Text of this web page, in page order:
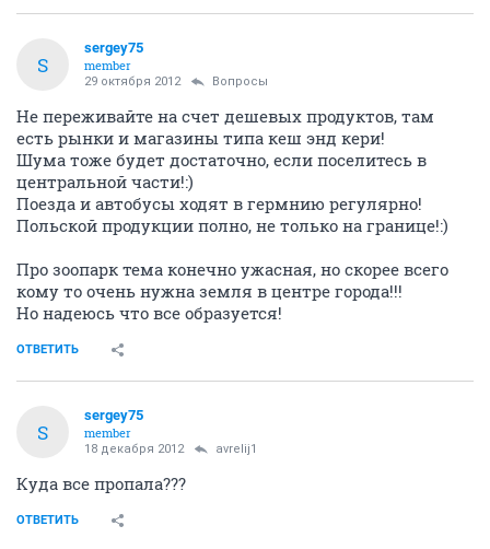
S
sergey75
member
29 октября 2012 Вопросы
Не переживайте на счет дешевых продуктов, там
есть рынки и магазины типа кеш энд кери!
Шума тоже будет достаточно, если поселитесь в
центральной части!:)
Поезда и автобусы ходят в гермнию регулярно!
Польской продукции полно, не только на границе!:)
Про зоопарк тема конечно ужасная, но скорее всего
кому то очень нужна земля в центре города!!!
Но надеюсь что все образуется!
ОТВЕТИТЬ
S
sergey75
member
18 декабря 2012 avrelij1
Куда все пропала???
ОТВЕТИТЬ